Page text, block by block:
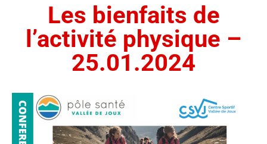
Les bienfaits de
l’activité physique –
25.01.2024